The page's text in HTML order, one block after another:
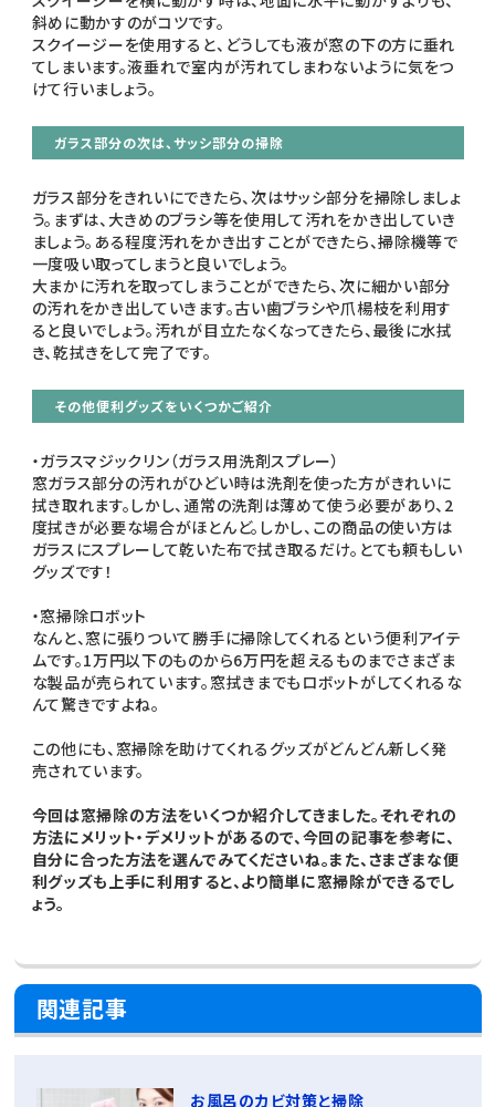
斜めに動かすのがコツです。
スクイージーを使用すると、どうしても液が窓の下の方に垂れ
てしまいます。液垂れで室内が汚れてしまわないように気をつ
けて行いましょう。
ガラス部分の次は、サッシ部分の掃除
ガラス部分をきれいにできたら、次はサッシ部分を掃除しましょ
う。まずは、大きめのブラシ等を使用して汚れをかき出していき
ましょう。ある程度汚れをかき出すことができたら、掃除機等で
一度吸い取ってしまうと良いでしょう。
大まかに汚れを取ってしまうことができたら、次に細かい部分
の汚れをかき出していきます。古い歯ブラシや爪楊枝を利用す
ると良いでしょう。汚れが目立たなくなってきたら、最後に水拭
き、乾拭きをして完了です。
その他便利グッズをいくつかご紹介
・ガラスマジックリン（ガラス用洗剤スプレー）
窓ガラス部分の汚れがひどい時は洗剤を使った方がきれいに
拭き取れます。しかし、通常の洗剤は薄めて使う必要があり、2
度拭きが必要な場合がほとんど。しかし、この商品の使い方は
ガラスにスプレーして乾いた布で拭き取るだけ。とても頼もしい
グッズです！
・窓掃除ロボット
なんと、窓に張りついて勝手に掃除してくれるという便利アイテ
ムです。1万円以下のものから6万円を超えるものまでさまざま
な製品が売られています。窓拭きまでもロボットがしてくれるな
んて驚きですよね。
この他にも、窓掃除を助けてくれるグッズがどんどん新しく発
売されています。
今回は窓掃除の方法をいくつか紹介してきました。それぞれの
方法にメリット・デメリットがあるので、今回の記事を参考に、
自分に合った方法を選んでみてくださいね。また、さまざまな便
利グッズも上手に利用すると、より簡単に窓掃除ができるでし
ょう。
関連記事
お風呂のカビ対策と掃除